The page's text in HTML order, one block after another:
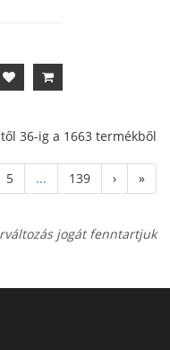
36-ig a 1663 termékből
5 ... 139 › »
jogát fenntartjuk